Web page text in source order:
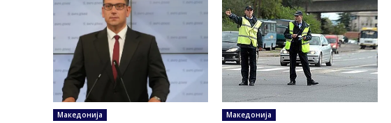
Македонија Македонија